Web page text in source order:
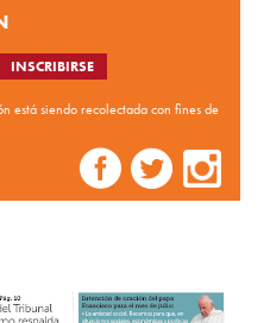
está siendo recolectada con fines de